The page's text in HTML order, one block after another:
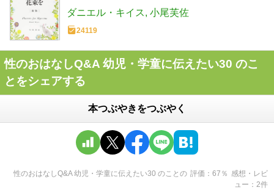
ダニエル・キイス 小尾芙佐
24119
性のおはなしQ&A 幼児・学童に伝えたい30 のこ
とをシェアする
本つぶやきをつぶやく
性のおはなしQ&A 幼児・学童に伝えたい30 のこと の 評価 67 ％ 感想・レビ
ュー
2件